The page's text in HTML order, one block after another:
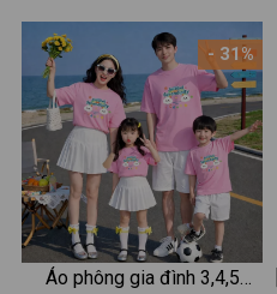
- 31%
Áo phông gia đình 3,4,5